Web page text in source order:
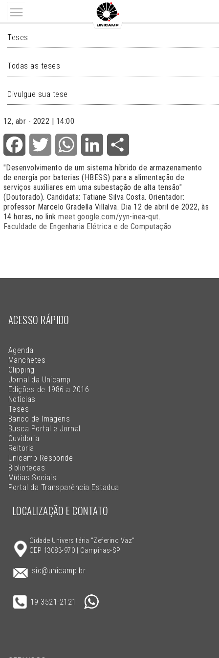
Main menu
TESES
Teses
Todas as teses
Divulgue sua tese
12, abr - 2022 | 14:00
Facebook Twitter WhatsApp LinkedIn
"Desenvolvimento de um sistema híbrido de armazenamento
de energia por baterias (HBESS) para a alimentação de
serviços auxiliares em uma subestação de alta tensão"
(Doutorado). Candidata: Tatiane Silva Costa. Orientador:
professor Marcelo Gradella Villalva. Dia 12 de abril de 2022, às
14 horas, no linkmeet.google.com/yyn-inea-qut.
Faculdade de Engenharia Elétrica e de Computação
ACESSO RÁPIDO
Agenda
Manchetes
Clipping
Jornal da Unicamp
Edições de 1986 a 2016
Notícias
Teses
Banco de Imagens
Busca Portal e Jornal
Ouvidoria
Reitoria
Unicamp Responde
Bibliotecas
Mídias Sociais
Portal da Transparência Estadual
LOCALIZAÇÃO E CONTATO
Cidade Universitária "Zeferino Vaz"
CEP 13083-970 | Campinas-SP
sic@unicamp.br
19 3521-2121